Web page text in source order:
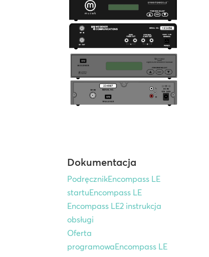
Dokumentacja
PodręcznikEncompass LE
startuEncompass LE
Encompass LE2 instrukcja
obsługi
Oferta
programowaEncompass LE